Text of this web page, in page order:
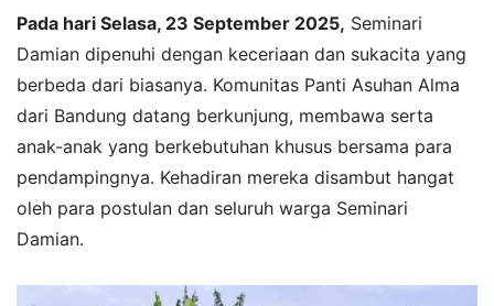
Pada hari Selasa, 23 September 2025, Seminari
Damian dipenuhi dengan keceriaan dan sukacita yang
berbeda dari biasanya. Komunitas Panti Asuhan Alma
dari Bandung datang berkunjung, membawa serta
anak-anak yang berkebutuhan khusus bersama para
pendampingnya. Kehadiran mereka disambut hangat
oleh para postulan dan seluruh warga Seminari
Damian.